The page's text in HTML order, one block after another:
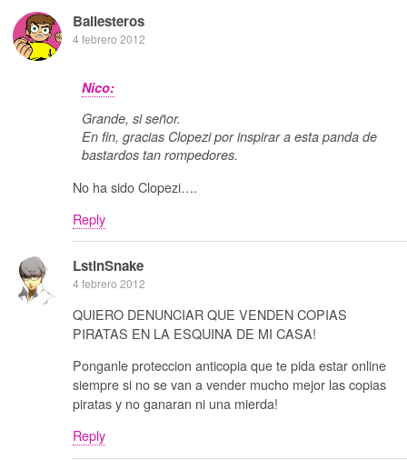
Ballesteros
4 febrero 2012
Nico:
Grande, si señor.
En fin, gracias Clopezi por inspirar a esta panda de
bastardos tan rompedores.
No ha sido Clopezi….
Reply
LstinSnake
4 febrero 2012
QUIERO DENUNCIAR QUE VENDEN COPIAS
PIRATAS EN LA ESQUINA DE MI CASA!
Ponganle proteccion anticopia que te pida estar online
siempre si no se van a vender mucho mejor las copias
piratas y no ganaran ni una mierda!
Reply